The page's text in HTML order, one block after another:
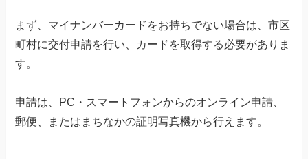
まず、マイナンバーカードをお持ちでない場合は、市区
町村に交付申請を行い、カードを取得する必要がありま
す。
申請は、PC・スマートフォンからのオンライン申請、
郵便、またはまちなかの証明写真機から行えます。